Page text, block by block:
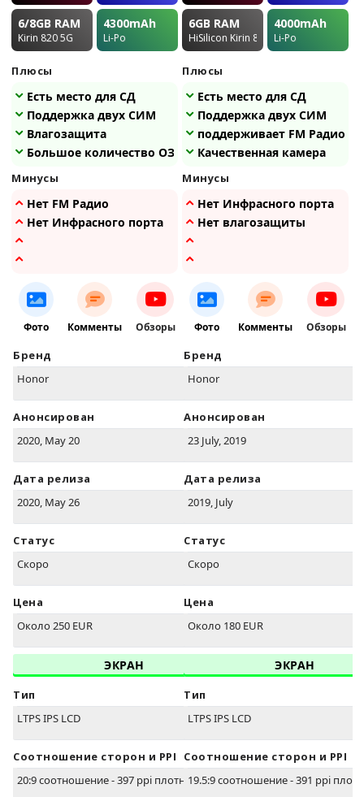
6/8GB RAM
Kirin 820 5G
4300mAh
Li-Po
Плюсы
Есть место для СД
Поддержка двух СИМ
Влагозащита
Большое количество ОЗУ
Минусы
Нет FM Радио
Нет Инфрасного порта
Фото Комменты Обзоры
Бренд
Honor
Анонсирован
2020, May 20
Дата релиза
2020, May 26
Статус
Скоро
Цена
Около 250 EUR
ЭКРАН
Тип
LTPS IPS LCD
Соотношение сторон и PPI
20:9 соотношение - 397 ppi плотность
6GB RAM
HiSilicon Kirin 810
4000mAh
Li-Po
Плюсы
Есть место для СД
Поддержка двух СИМ
поддерживает FM Радио
Качественная камера
Минусы
Нет Инфрасного порта
Нет влагозащиты
Фото Комменты Обзоры
Бренд
Honor
Анонсирован
23 July, 2019
Дата релиза
2019, July
Статус
Скоро
Цена
Около 180 EUR
ЭКРАН
Тип
LTPS IPS LCD
Соотношение сторон и PPI
19.5:9 соотношение - 391 ppi